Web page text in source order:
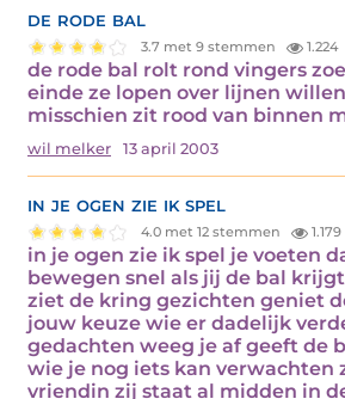
de rode bal
3.7 met 9 stemmen 1.224
de rode bal rolt rond vingers
einde ze lopen over lijnen
misschien zit rood van binnen
wil melker 13 april 2003
in je ogen zie ik spel
4.0 met 12 stemmen 1.179
in je ogen zie ik spel je voeten
bewegen snel als jij de bal
ziet de kring gezichten geniet
jouw keuze wie er dadelijk
gedachten weeg je af geeft de
wie je nog iets kan verwachten
vriendin zij staat al midden in